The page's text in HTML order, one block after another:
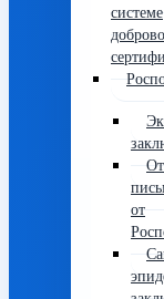
системе
от